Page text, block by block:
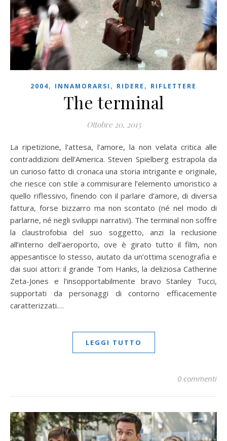
2004, INNAMORARSI , RIDERE , RIFLETTERE
The terminal
Ottobre 20, 2015
La ripetizione, l’attesa, l’amore, la non velata critica alle
contraddizioni dell’America. Steven Spielberg estrapola da
un curioso fatto di cronaca una storia intrigante e originale,
che riesce con stile a commisurare l’elemento umoristico a
quello riflessivo, finendo con il parlare d’amore, di diversa
fattura, forse bizzarro ma non scontato (né nel modo di
parlarne, né negli sviluppi narrativi). The terminal non soffre
la claustrofobia del suo soggetto, anzi la reclusione
all’interno dell’aeroporto, ove è girato tutto il film, non
appesantisce lo stesso, aiutato da un’ottima scenografia e
dai suoi attori: il grande Tom Hanks, la deliziosa Catherine
Zeta-Jones e l’insopportabilmente bravo Stanley Tucci,
supportati da personaggi di contorno efficacemente
caratterizzati.…
LEGGI TUTTO
0 commenti